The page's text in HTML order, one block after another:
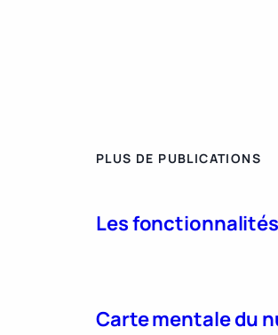
PLUS DE PUBLICATIONS
Les
Carte mentale du